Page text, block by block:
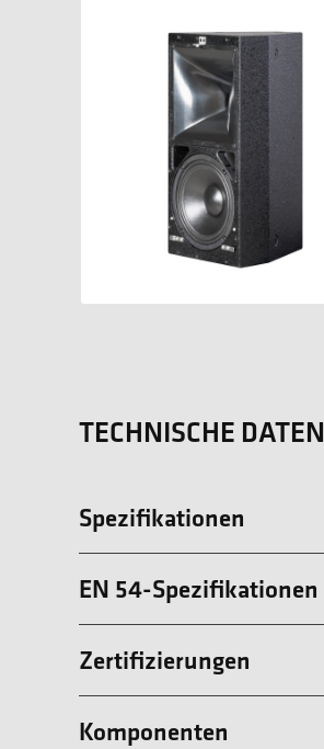
TECHNISCHE DATEN
Spezifikationen
EN 54-Spezifikationen
Zertifizierungen
Komponenten